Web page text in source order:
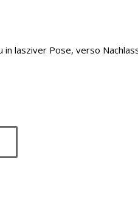
lasziver Pose, verso